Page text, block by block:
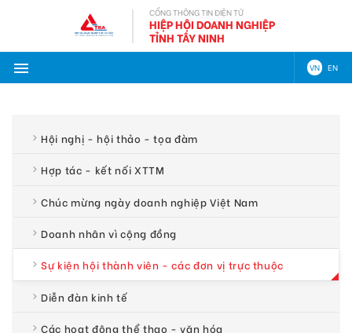
CỔNG THÔNG TIN ĐIỆN TỬ
HIỆP HỘI DOANH NGHIỆP
TỈNH TÂY NINH
VN EN
Hội nghị - hội thảo - tọa đàm
Hợp tác - kết nối XTTM
Chúc mừng ngày doanh nghiệp Việt Nam
Doanh nhân vì cộng đồng
Sự kiện hội thành viên - các đơn vị trực thuộc
Diễn đàn kinh tế
Các hoạt động thể thao - văn hóa